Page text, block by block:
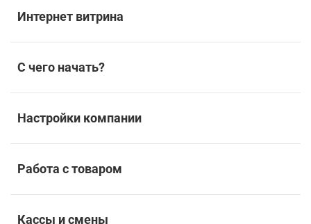
Интернет витрина
С чего начать?
Настройки компании
Работа с товаром
Кассы и смены